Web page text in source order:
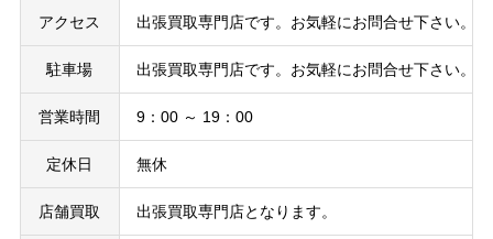
アクセス 出張買取専門店です。お気軽にお問合せ下さい。
駐車場 出張買取専門店です。お気軽にお問合せ下さい。
営業時間 9：00 ～ 19：00
定休日 無休
店舗買取 出張買取専門店となります。